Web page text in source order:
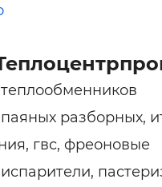
разборных,
гвс, фреоновые